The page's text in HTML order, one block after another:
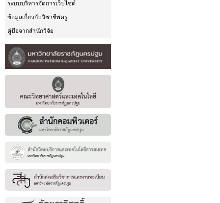
ระบบบริหารจัดการเว็บไซต์
ข้อมูลเกี่ยวกับวิชาชีพครู
คู่มือจากสำนักวิจัย